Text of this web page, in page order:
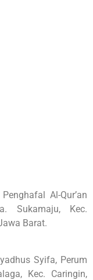
Al-Qur’an
Sukamaju, Kec.
Barat.
Syifa, Perum
Kec. Caringin,